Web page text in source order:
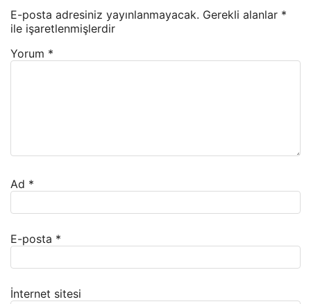
E-posta adresiniz yayınlanmayacak. Gerekli alanlar *
ile işaretlenmişlerdir
Yorum *
Ad *
E-posta *
İnternet sitesi